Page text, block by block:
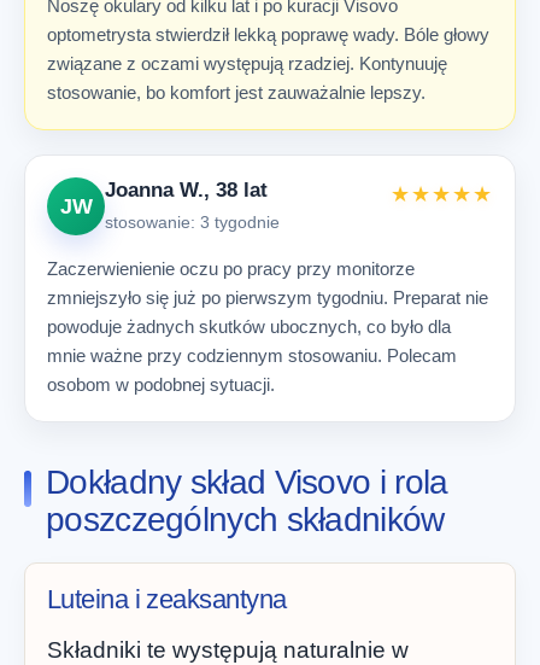
Noszę okulary od kilku lat i po kuracji Visovo
optometrysta stwierdził lekką poprawę wady. Bóle głowy
związane z oczami występują rzadziej. Kontynuuję
stosowanie, bo komfort jest zauważalnie lepszy.
JW
Joanna W., 38 lat
stosowanie: 3 tygodnie
★★★★★
Zaczerwienienie oczu po pracy przy monitorze
zmniejszyło się już po pierwszym tygodniu. Preparat nie
powoduje żadnych skutków ubocznych, co było dla
mnie ważne przy codziennym stosowaniu. Polecam
osobom w podobnej sytuacji.
Dokładny skład Visovo i rola
poszczególnych składników
Luteina i zeaksantyna
Składniki te występują naturalnie w